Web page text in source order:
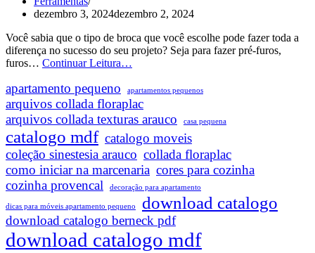
dezembro 3, 2024dezembro 2, 2024
Você sabia que o tipo de broca que você escolhe pode fazer toda a
diferença no sucesso do seu projeto? Seja para fazer pré-furos,
furos… Continuar Leitura…
Brocas
Para
Madeira:
Qual
Escolher?
apartamento pequeno apartamentos pequenos
arquivos collada floraplac
arquivos collada texturas arauco
casa pequena
catalogo mdf catalogo moveis
coleção sinestesia arauco collada floraplac
como iniciar na marcenaria cores para cozinha
cozinha provencal
decoração para apartamento
dicas para móveis apartamento pequeno download catalogo
download catalogo berneck pdf
download catalogo mdf